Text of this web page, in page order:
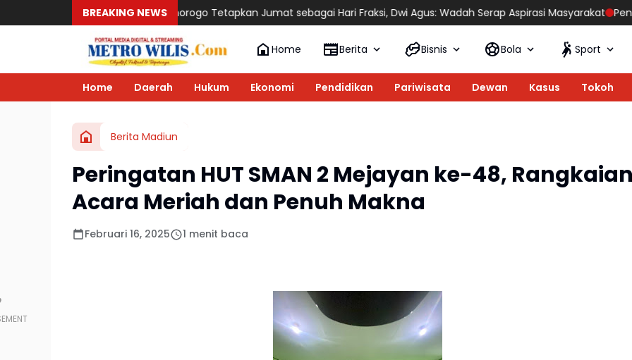
BREAKING NEWS
DPC PKB Ponorogo Tetapkan Jumat sebagai Hari Fraksi, Dwi Agus: Wadah Serap Aspirasi Masyarakat Pengacara Senior Gus
Home Berita Bisnis Bola Sport
Home Daerah Hukum Ekonomi Pendidikan Pariwisata Dewan Kasus Tokoh
Berita Madiun
Peringatan HUT SMAN 2 Mejayan ke-48, Rangkaian
Acara Meriah dan Penuh Makna
Februari 16, 2025 1 menit baca